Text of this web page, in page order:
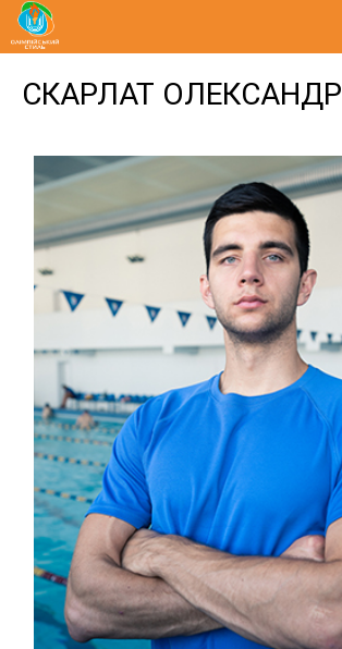
СКАРЛАТ ОЛЕКСАНДР